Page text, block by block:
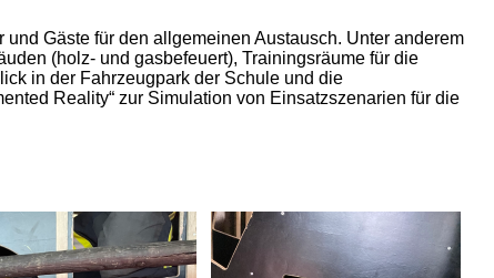
Gäste für den allgemeinen Austausch. Unter anderem
(holz- und gasbefeuert), Trainingsräume für die
in der Fahrzeugpark der Schule und die
Reality“ zur Simulation von Einsatzszenarien für die